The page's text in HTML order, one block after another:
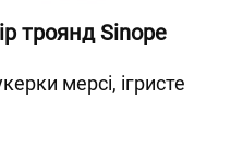
троянд Sinope
мерсі, ігристе